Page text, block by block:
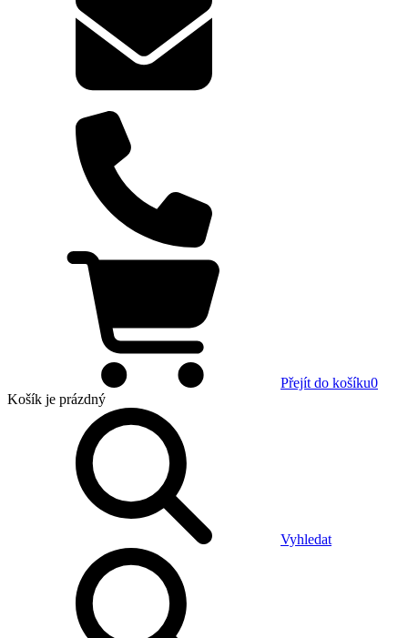
Přejít do košíku0
Košík je prázdný
Vyhledat